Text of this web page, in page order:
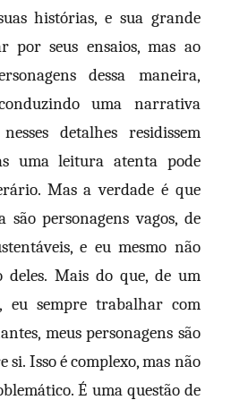
histórias, e sua grande
por seus ensaios, mas ao
dessa maneira,
uma narrativa
detalhes residissem
uma leitura atenta pode
Mas a verdade é que
são personagens vagos, de
e eu mesmo não
deles. Mais do que, de um
eu sempre trabalhar com
meus personagens são
si. Isso é complexo, mas não
É uma questão de